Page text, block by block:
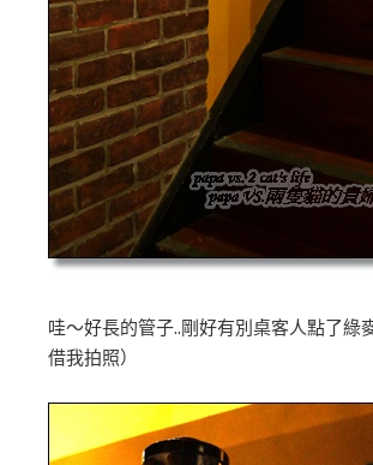
哇～好長的管子..剛好有別桌客人點了綠
借我拍照）